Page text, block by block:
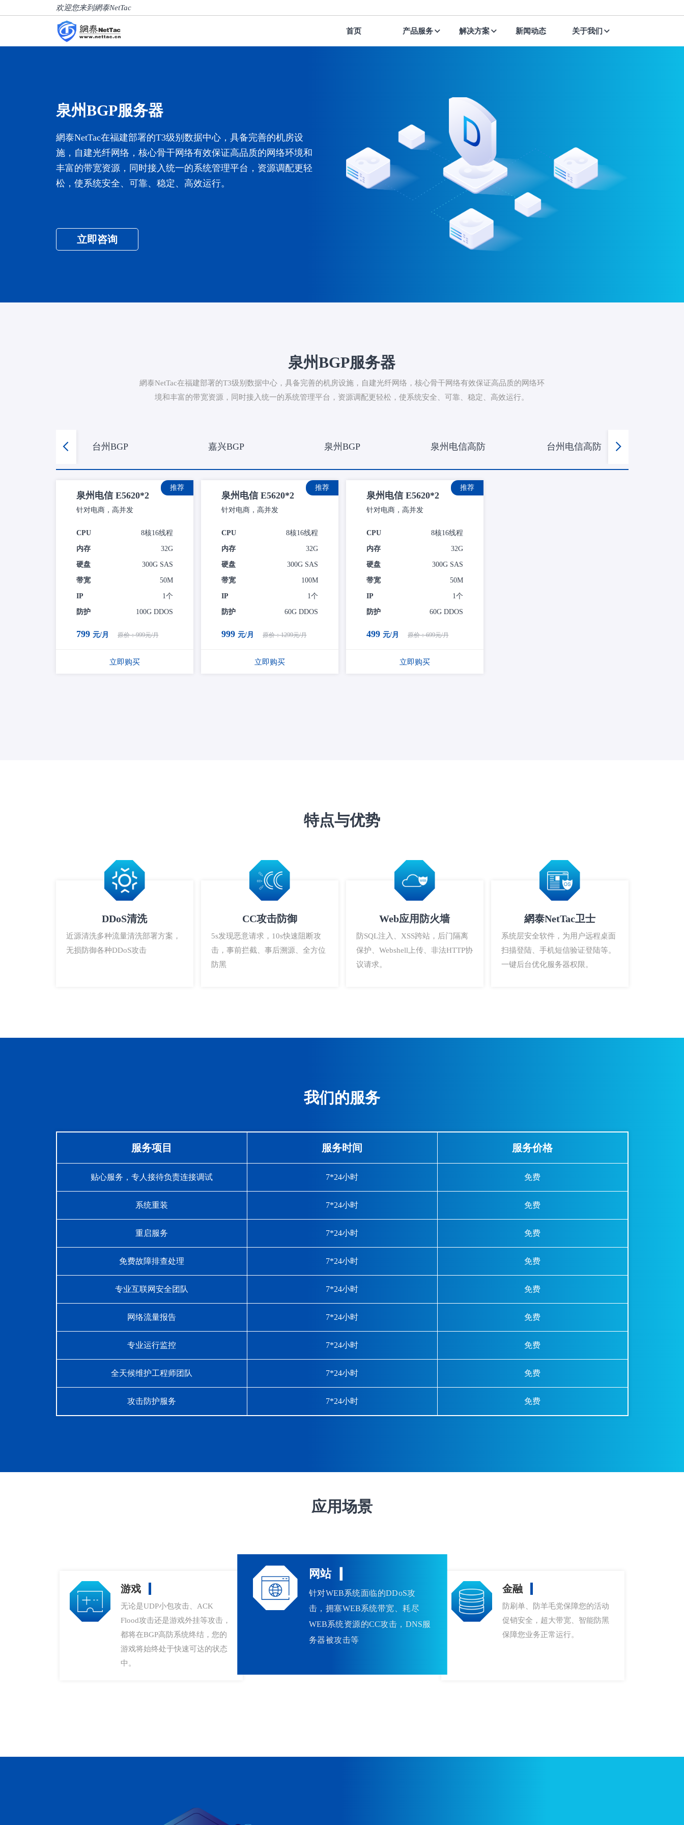
欢迎您来到網泰NetTac
首页 产品服务 解决方案 新闻动态 关于我们
泉州BGP服务器
網泰NetTac在福建部署的T3级别数据中心，具备完善的机房设
施，自建光纤网络，核心骨干网络有效保证高品质的网络环境和
丰富的带宽资源，同时接入统一的系统管理平台，资源调配更轻
松，使系统安全、可靠、稳定、高效运行。
立即咨询
泉州BGP服务器
網泰NetTac在福建部署的T3级别数据中心，具备完善的机房设施，自建光纤网络，核心骨干网络有效保证高品质的网络环
境和丰富的带宽资源，同时接入统一的系统管理平台，资源调配更轻松，使系统安全、可靠、稳定、高效运行。
台州BGP 嘉兴BGP 泉州BGP 泉州电信高防 台州电信高防
泉州电信 E5620*2
针对电商，高并发
CPU 8核16线程
内存 32G
硬盘 300G SAS
带宽 50M
IP 1个
防护 100G DDOS
799 元/月 原价：999元/月
立即购买
推荐
泉州电信 E5620*2
针对电商，高并发
CPU 8核16线程
内存 32G
硬盘 300G SAS
带宽 100M
IP 1个
防护 60G DDOS
999 元/月 原价：1299元/月
立即购买
推荐
泉州电信 E5620*2
针对电商，高并发
CPU 8核16线程
内存 32G
硬盘 300G SAS
带宽 50M
IP 1个
防护 60G DDOS
499 元/月 原价：699元/月
立即购买
推荐
特点与优势
DDoS清洗
近源清洗多种流量清洗部署方案，
无损防御各种DDoS攻击
CC攻击防御
5s发现恶意请求，10s快速阻断攻
击，事前拦截、事后溯源、全方位
防黑
Web应用防火墙
防SQL注入、XSS跨站，后门隔离
保护、Webshell上传、非法HTTP协
议请求。
網泰NetTac卫士
系统层安全软件，为用户远程桌面
扫描登陆、手机短信验证登陆等。
一键后台优化服务器权限。
我们的服务
服务项目 服务时间 服务价格
贴心服务，专人接待负责连接调试 7*24小时 免费
系统重装 7*24小时 免费
重启服务 7*24小时 免费
免费故障排查处理 7*24小时 免费
专业互联网安全团队 7*24小时 免费
网络流量报告 7*24小时 免费
专业运行监控 7*24小时 免费
全天候维护工程师团队 7*24小时 免费
攻击防护服务 7*24小时 免费
应用场景
游戏
无论是UDP小包攻击、ACK
Flood攻击还是游戏外挂等攻击，
都将在BGP高防系统终结，您的
游戏将始终处于快速可达的状态
中。
网站
针对WEB系统面临的DDoS攻
击，拥塞WEB系统带宽、耗尽
WEB系统资源的CC攻击，DNS服
务器被攻击等
金融
防刷单、防羊毛党保障您的活动
促销安全，超大带宽、智能防黑
保障您业务正常运行。